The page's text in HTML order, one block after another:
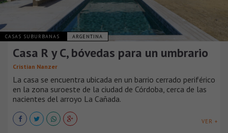
CASAS SUBURBANAS ARGENTINA
Casa R y C, bóvedas para un umbrario
Cristian Nanzer
La casa se encuentra ubicada en un barrio cerrado periférico
en la zona suroeste de la ciudad de Córdoba, cerca de las
nacientes del arroyo La Cañada.
VER +